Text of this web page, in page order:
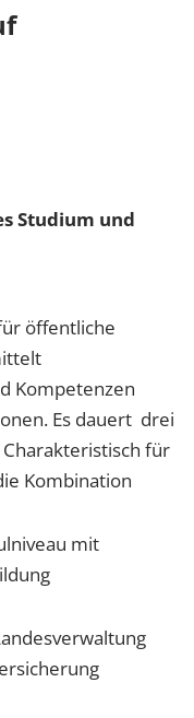
Studium und
öffentliche
Kompetenzen
Es dauert drei
für
Kombination
mit